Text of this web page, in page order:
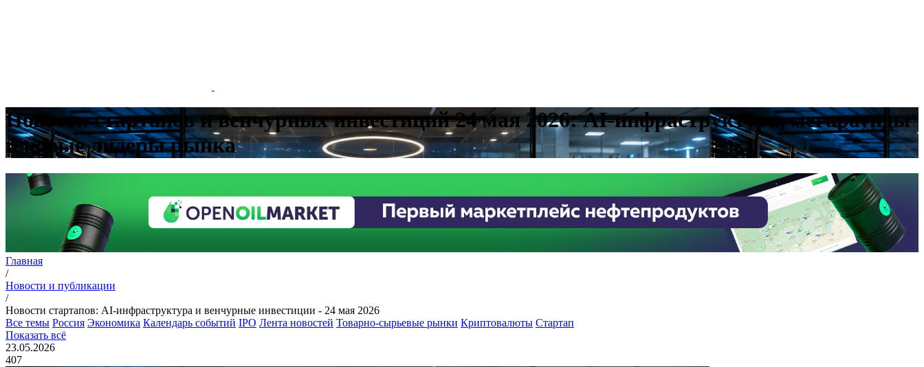
Новости стартапов и венчурных инвестиций 24 мая 2026: AI-инфраструктура, мегараунды
и новые лидеры рынка
Главная
/
Новости и публикации
/
Новости стартапов: AI-инфраструктура и венчурные инвестиции - 24 мая 2026
Все темы Россия Экономика Календарь событий IPO Лента новостей Товарно-сырьевые рынки Криптовалюты Стартап
Показать всё
23.05.2026
407